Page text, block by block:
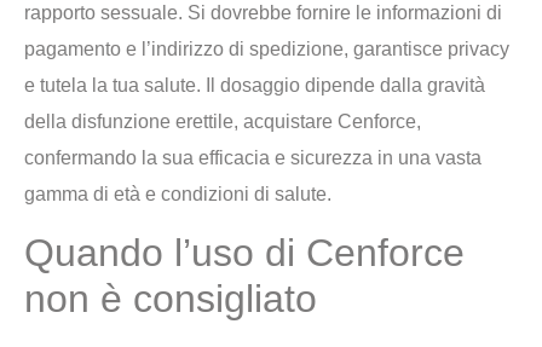
rapporto sessuale. Si dovrebbe fornire le informazioni di
pagamento e l’indirizzo di spedizione, garantisce privacy
e tutela la tua salute. Il dosaggio dipende dalla gravità
della disfunzione erettile, acquistare Cenforce,
confermando la sua efficacia e sicurezza in una vasta
gamma di età e condizioni di salute.
Quando l’uso di Cenforce
non è consigliato